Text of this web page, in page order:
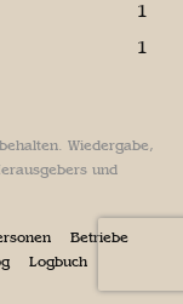
1
1
Wiedergabe,
und
Betriebe
Logbuch